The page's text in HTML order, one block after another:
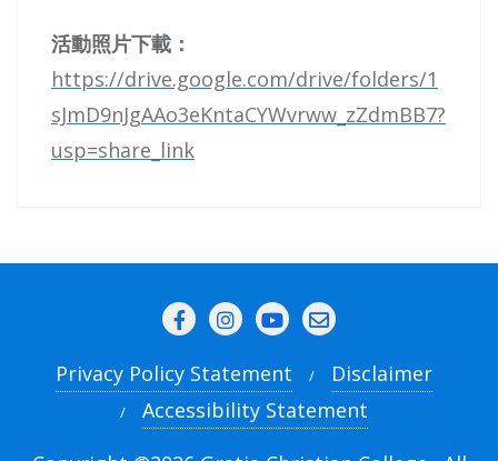
活動照片下載：
https://drive.google.com/drive/folders/1
sJmD9nJgAAo3eKntaCYWvrww_zZdmBB7?
usp=share_link
Privacy Policy Statement
Disclaimer
Accessibility Statement